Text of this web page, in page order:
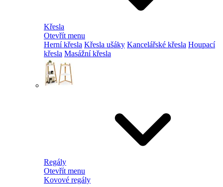
Křesla
Otevřít menu
Herní křesla Křesla ušáky Kancelářské křesla Houpací
křesla Masážní křesla
Regály
Otevřít menu
Kovové regály